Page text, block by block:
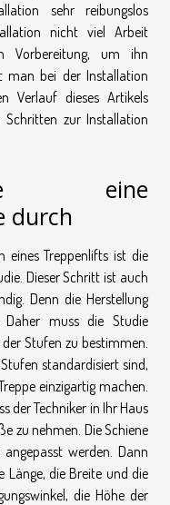
sehr reibungslos
nicht viel Arbeit
Vorbereitung, um ihn
man bei der Installation
Verlauf dieses Artikels
zur Installation
eine
durch
eines Treppenlifts ist die
Dieser Schritt ist auch
Denn die Herstellung
muss die Studie
Stufen zu bestimmen.
standardisiert sind,
einzigartig machen.
der Techniker in Ihr Haus
zu nehmen. Die Schiene
werden. Dann
Länge, die Breite und die
die Höhe der